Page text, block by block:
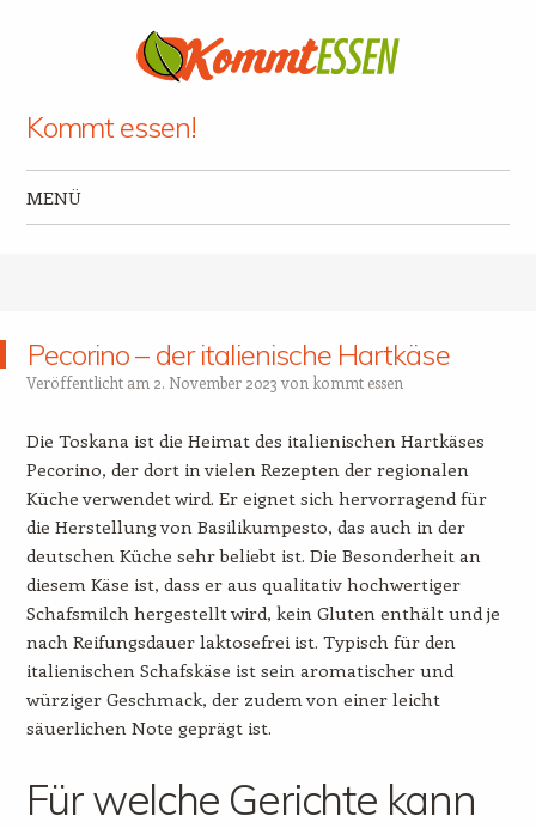
Kommt essen!
MENÜ
Pecorino – der italienische Hartkäse
Veröffentlicht am 2. November 2023 von kommt essen
Die Toskana ist die Heimat des italienischen Hartkäses
Pecorino, der dort in vielen Rezepten der regionalen
Küche verwendet wird. Er eignet sich hervorragend für
die Herstellung von Basilikumpesto, das auch in der
deutschen Küche sehr beliebt ist. Die Besonderheit an
diesem Käse ist, dass er aus qualitativ hochwertiger
Schafsmilch hergestellt wird, kein Gluten enthält und je
nach Reifungsdauer laktosefrei ist. Typisch für den
italienischen Schafskäse ist sein aromatischer und
würziger Geschmack, der zudem von einer leicht
säuerlichen Note geprägt ist.
Für welche Gerichte kann